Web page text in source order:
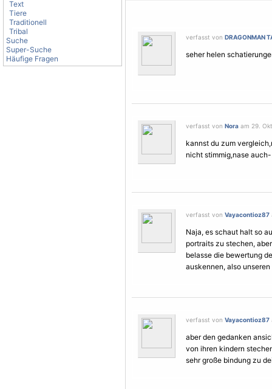
Text
Tiere
Traditionell
Tribal
Suche
Super-Suche
Häufige Fragen
verfasst von DRAGONMAN
seher helen
verfasst von Nora am 29.
kannst du zum
nicht stimmig,nase auch-
verfasst von Vayacontioz87
Naja, es schaut halt so
portraits zu stechen,
belasse die bewertung
auskennen, also
verfasst von Vayacontioz87
aber den gedanken
von ihren kindern
sehr große bindung zu